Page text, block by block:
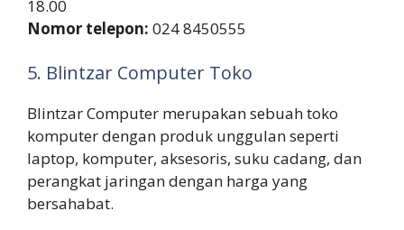
18.00
Nomor telepon: 024 8450555
5. Blintzar Computer Toko
Blintzar Computer merupakan sebuah toko
komputer dengan produk unggulan seperti
laptop, komputer, aksesoris, suku cadang, dan
perangkat jaringan dengan harga yang
bersahabat.